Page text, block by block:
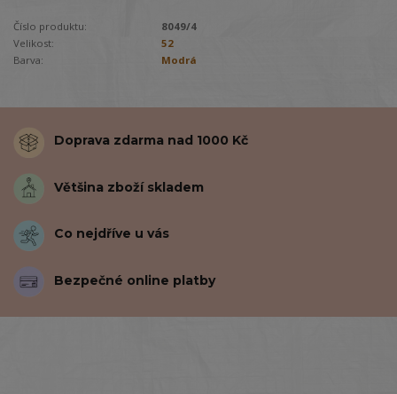
Číslo produktu:
8049/4
Velikost:
52
Barva:
Modrá
Doprava zdarma nad 1000 Kč
Většina zboží skladem
Co nejdříve u vás
Bezpečné online platby